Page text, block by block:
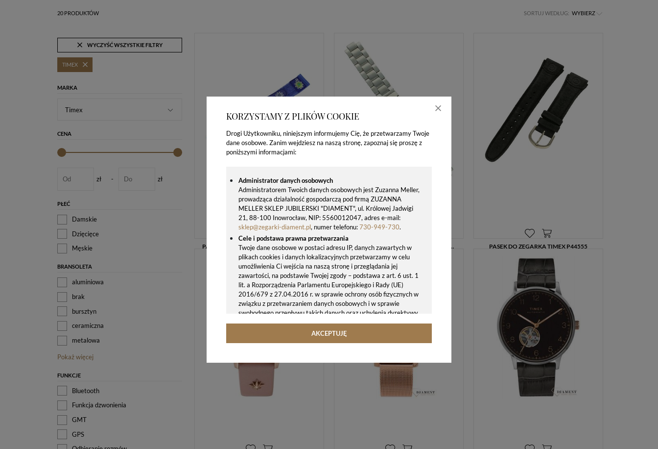
KORZYSTAMY Z PLIKÓW COOKIE
Drogi Użytkowniku, niniejszym informujemy Cię, że przetwarzamy Twoje
dane osobowe. Zanim wejdziesz na naszą stronę, zapoznaj się proszę z
poniższymi informacjami:
Administrator danych osobowych
Administratorem Twoich danych osobowych jest Zuzanna Meller,
prowadząca działalność gospodarczą pod firmą ZUZANNA
MELLER SKLEP JUBILERSKI "DIAMENT", ul. Królowej Jadwigi
21, 88-100 Inowrocław, NIP: 5560012047, adres e-mail:
sklep@zegarki-diament.pl, numer telefonu:730-949-730.
Cele i podstawa prawna przetwarzania
Twoje dane osobowe w postaci adresu IP, danych zawartych w
plikach cookies i danych lokalizacyjnych przetwarzamy w celu
umożliwienia Ci wejścia na naszą stronę i przeglądania jej
zawartości, na podstawie Twojej zgody – podstawa z art. 6 ust. 1
lit. a Rozporządzenia Parlamentu Europejskiego i Rady (UE)
2016/679 z 27.04.2016 r. w sprawie ochrony osób fizycznych w
związku z przetwarzaniem danych osobowych i w sprawie
swobodnego przepływu takich danych oraz uchylenia dyrektywy
95/46/WE (ogólne rozporządzenie o ochronie danych, tj. RODO).
Twoje dane osobowe możemy udostępniać hostingodawcy. Takie
zgodnie z naszymi poleceniami. Przekazujemy Twoje dane poza
teren Polski/UE/Europejskiego Obszaru Gospodarczego.
Okres przechowywania danych
Twoje dane przechowujemy do czasu posiadania udzielonej przez
AKCEPTUJĘ
20 PRODUKTÓW SORTUJ WEDŁUG: WYBIERZ
WYCZYŚĆ WSZYSTKIE FILTRY
TIMEX
MARKA
Timex
CENA
zł - zł
PŁEĆ
Damskie
Dzięcięce
Męskie
BRANSOLETA
aluminiowa
brak
bursztyn
ceramiczna
metalowa
Pokaż więcej
FUNKCJE
Bluetooth
Funkcja dzwonienia
GMT
GPS
PASEK DO ZEGARKA TIMEX DZIECIĘCY 16MM NIEBIESKI NA RZEP P75071
35,00 zł
BRANSOLETA STALOWA DO ZEGARKA TIMEX P2N944 – 20 MM, DŁUGOŚĆ 18 CM
89,00 zł
PASEK DO ZEGARKA TIMEX P44555
79,00 zł